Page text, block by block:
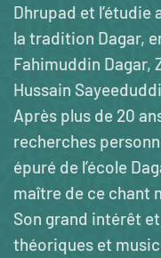
Dhrupad et
la tradition Dagar,
Fahimuddin Dagar,
Hussain
Après plus de 20
recherches
épuré de l’école
maître de ce chant
Son grand intérêt
théoriques et